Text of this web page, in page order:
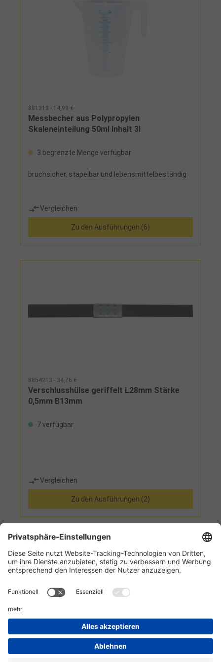
881313 - 14,99 €
Messbecher aus Polypropylen
Skaleneinteilung 50ml Inhalt 3l
3 begrenzte Menge verfügbar
bruchsicher, stapelbar und lebensmittelbeständig
Vergleichen
Zu den Ausführungen (6)
8854213 - 34,76 €
Verschlusshülse geriffelt L28mm Stärke
0,5mm B13mm
7 verfügbar
Vergleichen
Zu den Ausführungen (2)
1 2 3
Informationen
Kundenservice